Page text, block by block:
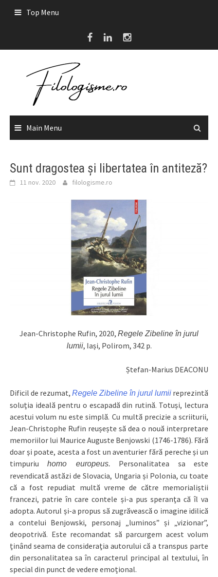
Top Menu
Main Menu
Sunt dragostea și libertatea în antiteză?
11 nov. 2020 filologisme.ro
Jean-Christophe Rufin, 2020, Regele Zibeline în jurul
lumii, Iași, Polirom, 342 p.
Ștefan-Marius DEACONU
Dificil de rezumat, Regele Zibeline în jurul lumii reprezintă
soluția ideală pentru o escapadă din rutină. Totuși, lectura
acestui volum nu este simplă. Cu multă precizie a scriiturii,
Jean-Christophe Rufin reușește să dea o nouă interpretare
memoriilor lui Maurice Auguste Benjowski (1746-1786). Fără
doar și poate, acesta a fost un aventurier fără pereche și un
timpuriuhomo europeus.
Personalitatea sa este
revendicată astăzi de Slovacia, Ungaria și Polonia, cu toate
că a fost repudiat multă vreme de către memorialiștii
francezi, patrie în care contele și-a pus speranța că îl va
adopta. Autorul și-a propus să zugrăvească o imagine idilică
a contelui Benjowski, personaj „luminos” și „vizionar”,
deopotrivă. Este recomandat să parcurgem acest volum
ținând seama de considerația autorului că a transpus parte
din personalitatea sa în caracterul principal al textului, în
special din punct de vedere emoțional.